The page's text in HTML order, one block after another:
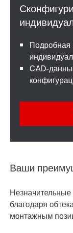
CAD-
Ваши
благодаря
монтажным